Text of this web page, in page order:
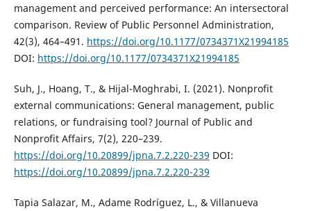
management and perceived performance: An intersectoral
comparison. Review of Public Personnel Administration,
42(3), 464–491. https://doi.org/10.1177/0734371X21994185
DOI: https://doi.org/10.1177/0734371X21994185
Suh, J., Hoang, T., & Hijal-Moghrabi, I. (2021). Nonprofit
external communications: General management, public
relations, or fundraising tool? Journal of Public and
Nonprofit Affairs, 7(2), 220–239.
https://doi.org/10.20899/jpna.7.2.220-239 DOI:
https://doi.org/10.20899/jpna.7.2.220-239
Tapia Salazar, M., Adame Rodríguez, L., & Villanueva